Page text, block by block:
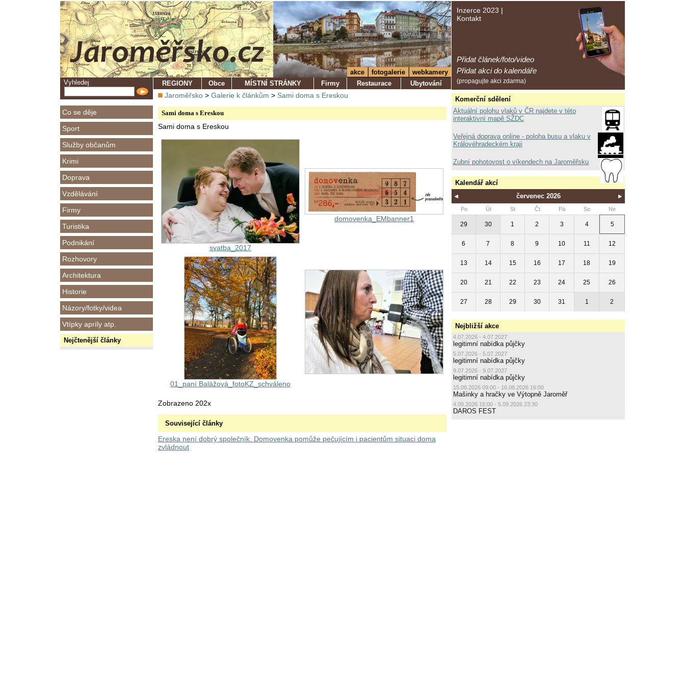
Vyhledej
Co se děje
Sport
Služby občanům
Krimi
Doprava
Vzdělávání
Firmy
Turistika
Podnikání
Rozhovory
Architektura
Historie
Názory/fotky/videa
Vtípky apríly atp.
Nejčtenější články
Inzerce 2023 |
Kontakt
Přidat článek/foto/video
Přidat akci do kalendáře
(propagujte akci zdarma)
akce fotogalerie
webkamery
REGIONY
Obce MÍSTNÍ STRÁNKY Firmy Restaurace Ubytování
Jaroměřsko > Galerie k článkům > Sami doma s Ereskou
Sami doma s Ereskou
Sami doma s Ereskou
svatba_2017
domovenka_EMbanner1
01_paní Balážová_fotoKZ_schváleno
Zobrazeno 202x
Související články
Ereska není dobrý společník. Domovenka pomůže pečujícím i pacientům situaci doma
zvládnout
Komerční sdělení
Aktuální polohu vlaků v ČR najdete v této
interaktivní mapě SŽDC
Veřejná doprava online - poloha busu a vlaku v
Královéhradeckém kraji
Zubní pohotovost o víkendech na Jaroměřsku
Kalendář akcí
červenec 2026
Po Út St Čt Pá So Ne
29 30 1 2 3 4 5
6 7 8 9 10 11 12
13 14 15 16 17 18 19
20 21 22 23 24 25 26
27 28 29 30 31 1 2
Nejbližší akce
4.07.2026 - 4.07.2027
legitimní nabídka půjčky
5.07.2026 - 5.07.2027
legitimní nabídka půjčky
9.07.2026 - 9.07.2027
legitimní nabídka půjčky
15.08.2026 09:00 - 16.08.2026 16:00
Mašinky a hračky ve Výtopně Jaroměř
4.09.2026 16:00 - 5.09.2026 23:30
DAROS FEST